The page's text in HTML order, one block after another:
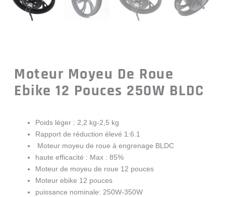
Moteur Moyeu De Roue
Ebike 12 Pouces 250W BLDC
Poids léger : 2,2 kg-2,5 kg
Rapport de réduction élevé 1:6.1
Moteur moyeu de roue à engrenage BLDC
haute efficacité : Max : 85%
Moteur de moyeu de roue 12 pouces
Moteur ebike 12 pouces
puissance nominale: 250W-350W